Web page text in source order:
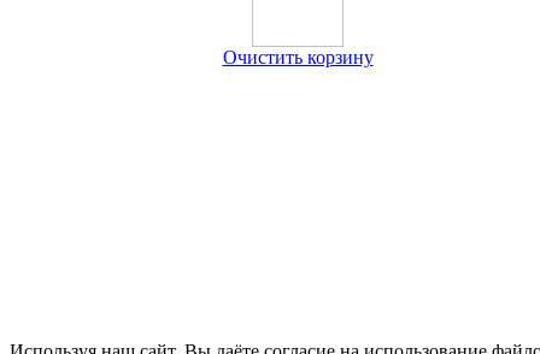
Очистить корзину